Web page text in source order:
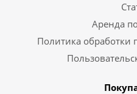
Аренда
Политика обработки